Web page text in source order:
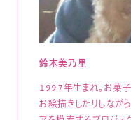
鈴木美乃里
1997年生まれ。お菓子
お絵描きしたりしなが